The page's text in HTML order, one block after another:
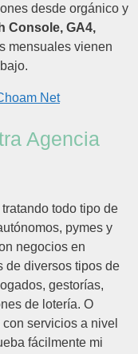
desde orgánico y
Console, GA4,
mensuales vienen
Net
Agencia
todo tipo de
pymes y
negocios en
de diversos tipos de
gestorías,
de lotería. O
servicios a nivel
fácilmente mi